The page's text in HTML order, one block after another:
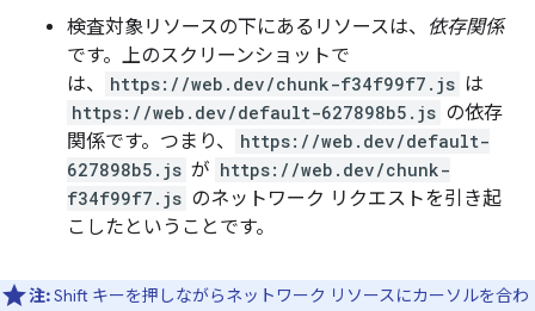
検査対象リソースの下にあるリソースは、 依存関係
です。上のスクリーンショットで
は、
https://web.dev/chunk-f34f99f7.js は
https://web.dev/default-627898b5.js の依存
関係です。つまり、
https://web.dev/default-
627898b5.js が https://web.dev/chunk-
f34f99f7.js のネットワーク リクエストを引き起
こしたということです。
注:Shift キーを押しながらネットワーク リソースにカーソルを合わ